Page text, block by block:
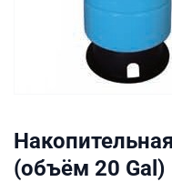
(объём 20 Gal)